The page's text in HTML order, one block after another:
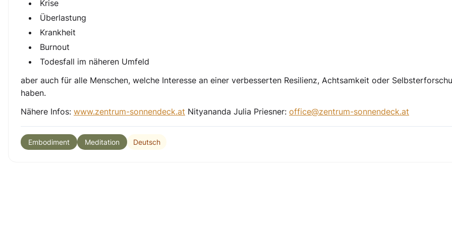
Krise
Überlastung
Krankheit
Burnout
Todesfall im näheren Umfeld
aber auch für alle Menschen, welche Interesse an einer verbesserten Resilienz, Achtsamkeit oder
haben.
Nähere Infos: www.zentrum-sonnendeck.at Nityananda Julia Priesner: office@zentrum-sonnendeck.at
Embodiment Meditation Deutsch